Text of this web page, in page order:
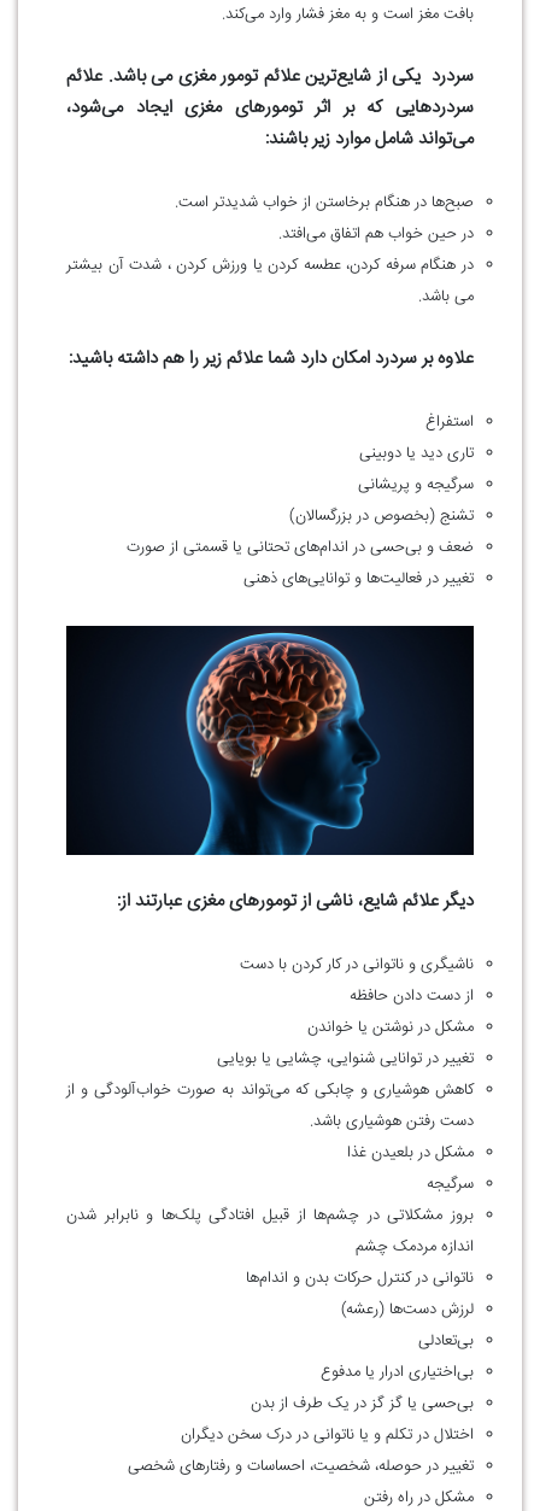
بافت مغز است و به مغز فشار وارد می‌کند.
سردرد یکی از شایع‌ترین علائم تومور مغزی می باشد. علائم
سردردهایی که بر اثر تومورهای مغزی ایجاد می‌شود،
می‌تواند شامل موارد زیر باشند:
صبح‌ها در هنگام برخاستن از خواب شدیدتر است.
در حین خواب هم اتفاق می‌افتد.
در هنگام سرفه کردن، عطسه کردن یا ورزش کردن ، شدت آن بیشتر
می باشد.
علاوه بر سردرد امکان دارد شما علائم زیر را هم داشته باشید:
استفراغ
تاری دید یا دوبینی
سرگیجه و پریشانی
تشنج (بخصوص در بزرگسالان)
ضعف و بی‌حسی در اندام‌های تحتانی یا قسمتی از صورت
تغییر در فعالیت‌ها و توانایی‌های ذهنی
دیگر علائم شایع، ناشی از تومورهای مغزی عبارتند از:
ناشیگری و ناتوانی در کار کردن با دست
از دست دادن حافظه
مشکل در نوشتن یا خواندن
تغییر در توانایی شنوایی، چشایی یا بویایی
کاهش هوشیاری و چابکی که می‌تواند به صورت خواب‌آلودگی و از
دست رفتن هوشیاری باشد.
مشکل در بلعیدن غذا
سرگیجه
بروز مشکلاتی در چشم‌ها از قبیل افتادگی پلک‌ها و نابرابر شدن
اندازه مردمک چشم
ناتوانی در کنترل حرکات بدن و اندام‌ها
لرزش دست‌ها (رعشه)
بی‌تعادلی
بی‌اختیاری ادرار یا مدفوع
بی‌حسی یا گز گز در یک طرف از بدن
اختلال در تکلم و یا ناتوانی در درک سخن دیگران
تغییر در حوصله، شخصیت، احساسات و رفتارهای شخصی
مشکل در راه رفتن